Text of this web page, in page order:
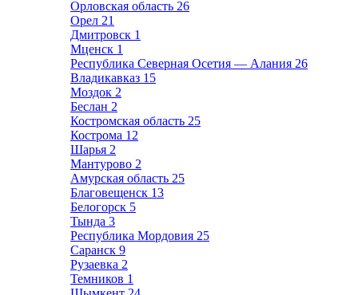
Орловская область 26
Орел 21
Дмитровск 1
Мценск 1
Республика Северная Осетия — Алания 26
Владикавказ 15
Моздок 2
Беслан 2
Костромская область 25
Кострома 12
Шарья 2
Мантурово 2
Амурская область 25
Благовещенск 13
Белогорск 5
Тында 3
Республика Мордовия 25
Саранск 9
Рузаевка 2
Темников 1